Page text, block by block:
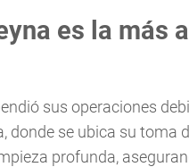
es la más
sus operaciones
donde se ubica su toma
profunda,